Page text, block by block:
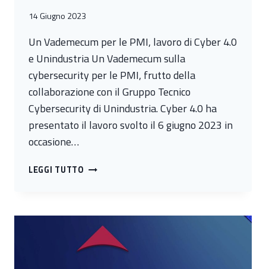
14 Giugno 2023
Un Vademecum per le PMI, lavoro di Cyber 4.0
e Unindustria Un Vademecum sulla
cybersecurity per le PMI, frutto della
collaborazione con il Gruppo Tecnico
Cybersecurity di Unindustria. Cyber 4.0 ha
presentato il lavoro svolto il 6 giugno 2023 in
occasione…
LEGGI TUTTO UN
LAVORO
DI